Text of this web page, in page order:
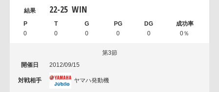
22-25 WIN
0 0 0 0 0 0％
第3節
2012/09/15
ヤマハ発動機